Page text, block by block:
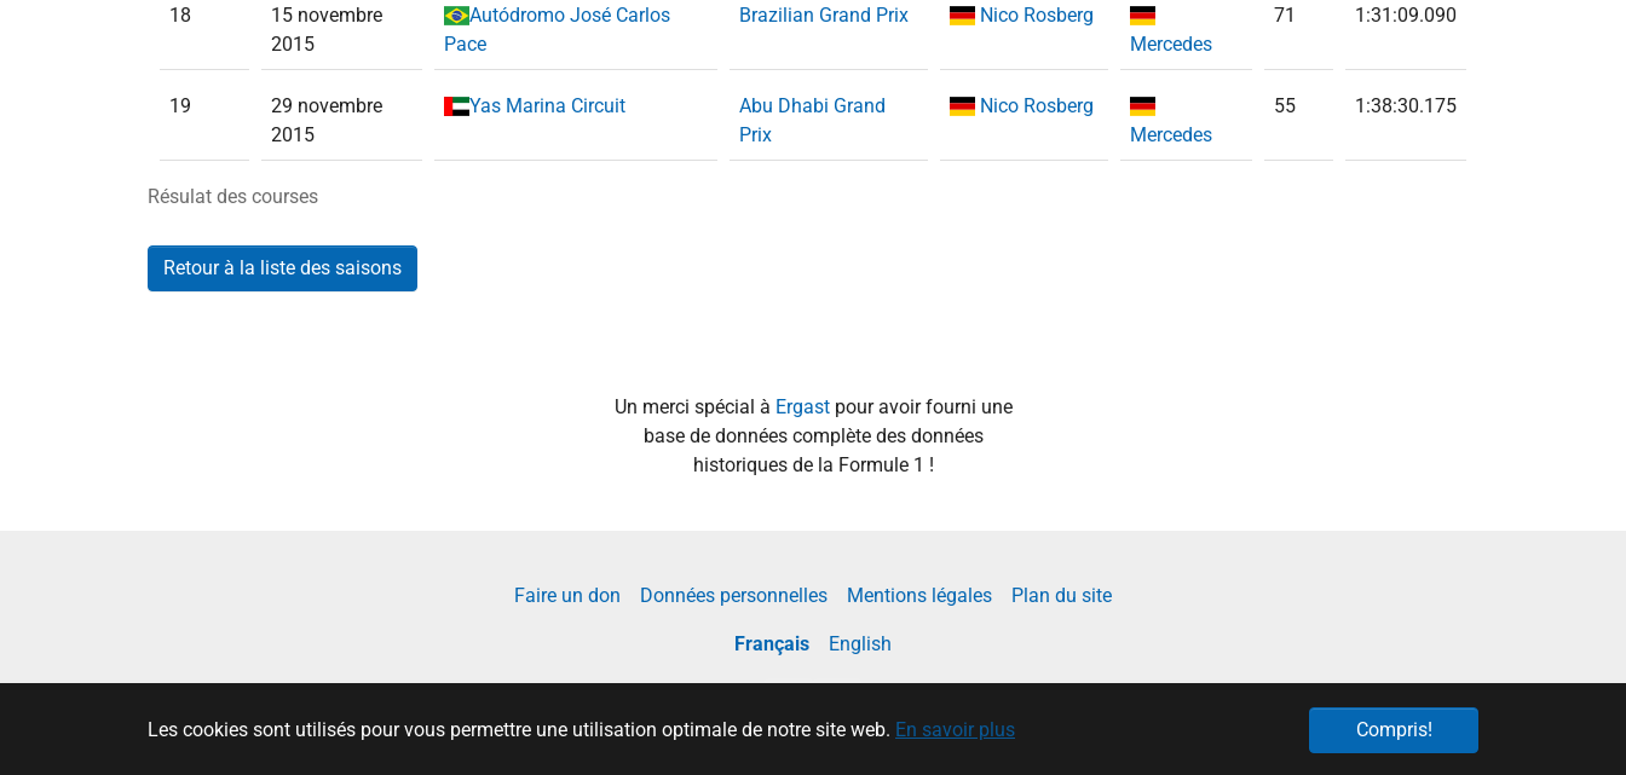
Les cookies sont utilisés pour vous permettre une utilisation optimale de notre site web. En savoir plus Compris!
Résulat des courses
18
15 novembre
2015
Autódromo José Carlos
Pace
Brazilian Grand Prix
Nico Rosberg
Mercedes
71 1:31:09.090
19
29 novembre
2015
Yas Marina Circuit
Abu Dhabi Grand
Prix
Nico Rosberg
Mercedes
55 1:38:30.175
Retour à la liste des saisons
Un merci spécial à Ergast pour avoir fourni une
base de données complète des données
historiques de la Formule 1 !
Faire un don Données personnelles Mentions légales Plan du site
Français English